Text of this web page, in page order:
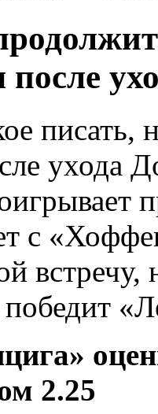
писать,
ухода
с
2.25